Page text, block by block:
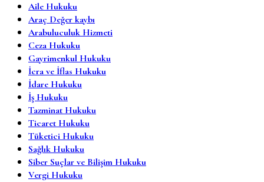
Aile Hukuku
Araç Değer kaybı
Arabuluculuk Hizmeti
Ceza Hukuku
Gayrimenkul Hukuku
İcra ve İflas Hukuku
İdare Hukuku
İş Hukuku
Tazminat Hukuku
Ticaret Hukuku
Tüketici Hukuku
Sağlık Hukuku
Siber Suçlar ve Bilişim Hukuku
Vergi Hukuku